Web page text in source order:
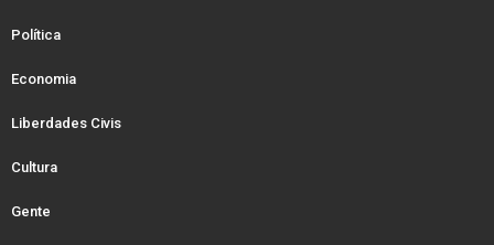
Política
Economia
Liberdades Civis
Cultura
Gente